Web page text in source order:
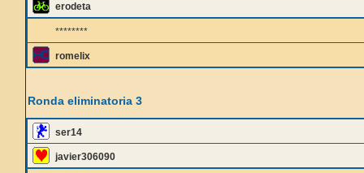
erodeta
********
romelix
Ronda eliminatoria 3
ser14
javier306090